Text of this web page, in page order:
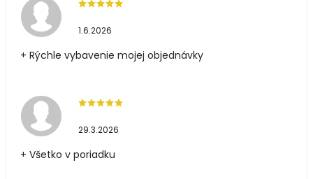
1.6.2026
+ Rýchle vybavenie mojej objednávky
29.3.2026
+ Všetko v poriadku